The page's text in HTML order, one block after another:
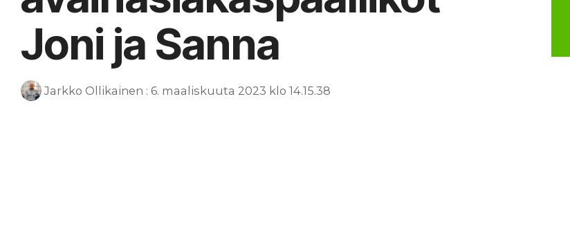
Joni ja Sanna
Jarkko Ollikainen : 6. maaliskuuta 2023 klo 14.15.38